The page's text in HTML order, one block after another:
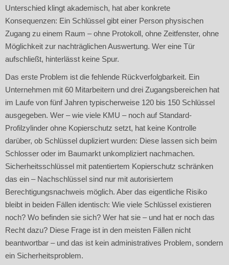
Unterschied klingt akademisch, hat aber konkrete
Konsequenzen: Ein Schlüssel gibt einer Person physischen
Zugang zu einem Raum – ohne Protokoll, ohne Zeitfenster, ohne
Möglichkeit zur nachträglichen Auswertung. Wer eine Tür
aufschließt, hinterlässt keine Spur.
Das erste Problem ist die fehlende Rückverfolgbarkeit. Ein
Unternehmen mit 60 Mitarbeitern und drei Zugangsbereichen hat
im Laufe von fünf Jahren typischerweise 120 bis 150 Schlüssel
ausgegeben. Wer – wie viele KMU – noch auf Standard-
Profilzylinder ohne Kopierschutz setzt, hat keine Kontrolle
darüber, ob Schlüssel dupliziert wurden: Diese lassen sich beim
Schlosser oder im Baumarkt unkompliziert nachmachen.
Sicherheitsschlüssel mit patentiertem Kopierschutz schränken
das ein – Nachschlüssel sind nur mit autorisiertem
Berechtigungsnachweis möglich. Aber das eigentliche Risiko
bleibt in beiden Fällen identisch: Wie viele Schlüssel existieren
noch? Wo befinden sie sich? Wer hat sie – und hat er noch das
Recht dazu? Diese Frage ist in den meisten Fällen nicht
beantwortbar – und das ist kein administratives Problem, sondern
ein Sicherheitsproblem.